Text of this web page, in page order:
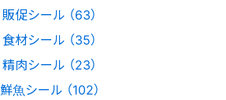
販促シール （63）
食材シール （35）
精肉シール （23）
鮮魚シール （102）